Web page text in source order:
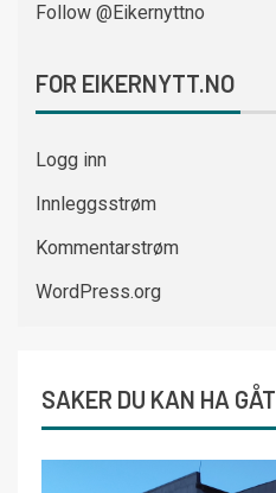
Follow @Eikernyttno
FOR EIKERNYTT.NO
Logg inn
Innleggsstrøm
Kommentarstrøm
WordPress.org
SAKER DU KAN HA